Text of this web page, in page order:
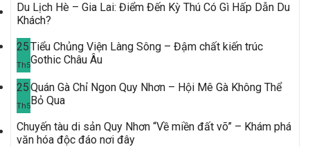
Du Lịch Hè – Gia Lai: Điểm Đến Kỳ Thú Có Gì Hấp Dẫn Du
Khách?
25
Th5
Tiểu Chủng Viện Làng Sông – Đậm chất kiến trúc
Gothic Châu Âu
25
Th5
Quán Gà Chỉ Ngon Quy Nhơn – Hội Mê Gà Không Thể
Bỏ Qua
Chuyến tàu di sản Quy Nhơn “Về miền đất võ” – Khám phá
văn hóa độc đáo nơi đây